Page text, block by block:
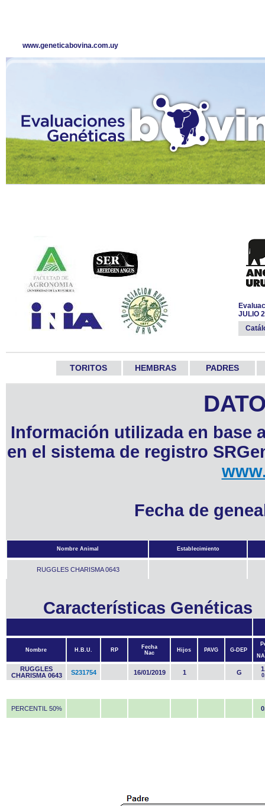
www.geneticabovina.com.uy
JULIO
TORITOS HEMBRAS PADRES
Información utilizada en base
en el sistema de registro
Fecha de
Nombre Animal Establecimiento
RUGGLES CHARISMA 0643
Características Genéticas
Nombre H.B.U. RP
Fecha
Nac
Hijos PAVG G-DEP
RUGGLES
CHARISMA 0643
S231754 16/01/2019 1 G
PERCENTIL 50%